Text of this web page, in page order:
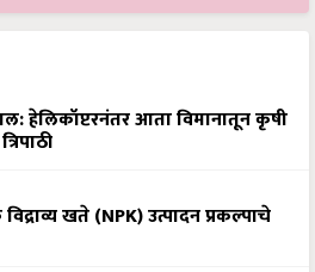
हेलिकॉप्टरनंतर आता विमानातून कृषी
विद्राव्य खते (NPK) उत्पादन प्रकल्पाचे